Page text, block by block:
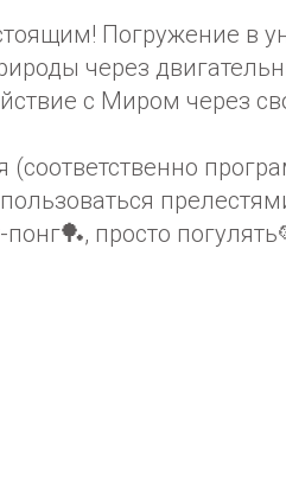
Погружение в
через
с Миром через
просто